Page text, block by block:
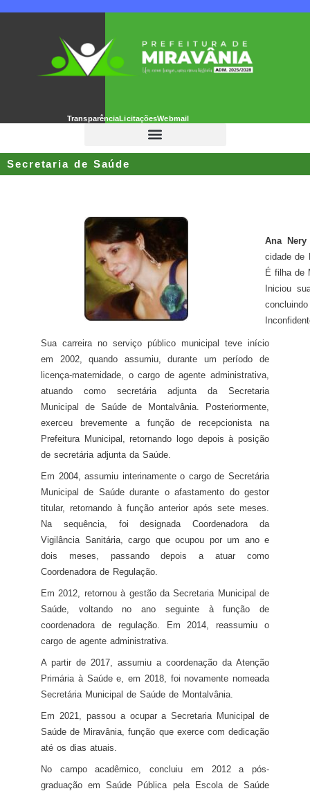
TransparênciaLicitaçõesWebmail
Secretaria de Saúde
Ana Nery
cidade de
É filha de
Iniciou
Sua carreira no serviço público municipal teve início
em 2002, quando assumiu, durante um período de
licença-maternidade, o cargo de agente administrativa,
atuando como secretária adjunta da Secretaria
Municipal de Saúde de Montalvânia. Posteriormente,
exerceu brevemente a função de recepcionista na
Prefeitura Municipal, retornando logo depois à posição
de secretária adjunta da Saúde.
Em 2004, assumiu interinamente o cargo de Secretária
Municipal de Saúde durante o afastamento do gestor
titular, retornando à função anterior após sete meses.
Na sequência, foi designada Coordenadora da
Vigilância Sanitária, cargo que ocupou por um ano e
dois meses, passando depois a atuar como
Coordenadora de Regulação.
Em 2012, retornou à gestão da Secretaria Municipal de
Saúde, voltando no ano seguinte à função de
coordenadora de regulação. Em 2014, reassumiu o
cargo de agente administrativa.
A partir de 2017, assumiu a coordenação da Atenção
Primária à Saúde e, em 2018, foi novamente nomeada
Secretária Municipal de Saúde de Montalvânia.
Em 2021, passou a ocupar a Secretaria Municipal de
Saúde de Miravânia, função que exerce com dedicação
até os dias atuais.
No campo acadêmico, concluiu em 2012 a pós-
graduação em Saúde Pública pela Escola de Saúde